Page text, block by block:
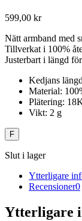
599,00 kr
Nätt armband med
Tillverkat i 100%
Justerbart i längd
Kedjans
Material:
Plätering:
Vikt: 2 g
F
Slut i lager
Ytterligare
Recensioner0
Ytterligare